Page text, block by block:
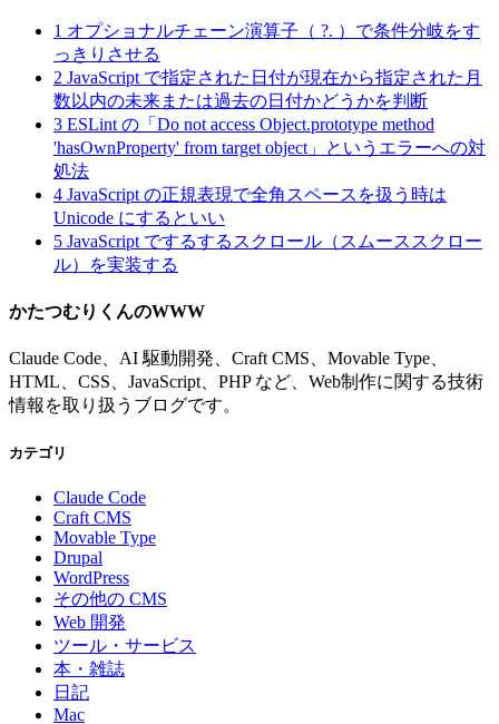
1 オプショナルチェーン演算子（ ?. ）で条件分岐をす
っきりさせる
2 JavaScript で指定された日付が現在から指定された月
数以内の未来または過去の日付かどうかを判断
3 ESLint の「Do not access Object.prototype method
'hasOwnProperty' from target object」というエラーへの対
処法
4 JavaScript の正規表現で全角スペースを扱う時は
Unicode にするといい
5 JavaScript でするするスクロール（スムーススクロー
ル）を実装する
かたつむりくんのWWW
Claude Code、AI 駆動開発、Craft CMS、Movable Type、
HTML、CSS、JavaScript、PHP など、Web制作に関する技術
情報を取り扱うブログです。
カテゴリ
Claude Code
Craft CMS
Movable Type
Drupal
WordPress
その他の CMS
Web 開発
ツール・サービス
本・雑誌
日記
Mac